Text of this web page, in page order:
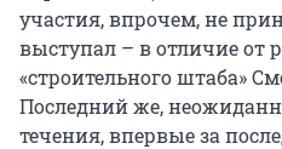
участия, впрочем, не
выступал – в отличие от
«строительного штаба»
Последний же,
течения, впервые за